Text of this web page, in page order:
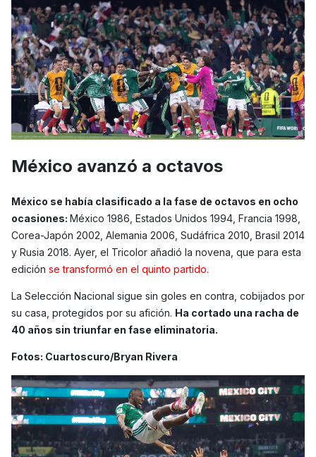
México avanzó a octavos
México se había clasificado a la fase de octavos en ocho
ocasiones: México 1986, Estados Unidos 1994, Francia 1998,
Corea-Japón 2002, Alemania 2006, Sudáfrica 2010, Brasil 2014
y Rusia 2018. Ayer, el Tricolor añadió la novena, que para esta
edición se transformó en el quinto partido.
La Selección Nacional sigue sin goles en contra, cobijados por
su casa, protegidos por su afición. Ha cortado una racha de
40 años sin triunfar en fase eliminatoria.
Fotos: Cuartoscuro/Bryan Rivera